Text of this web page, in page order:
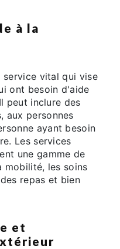
à la
service vital qui vise
ont besoin d'aide
peut inclure des
aux personnes
ayant besoin
Les services
une gamme de
mobilité, les soins
repas et bien
et